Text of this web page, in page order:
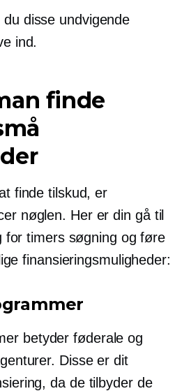
disse undvigende
ind.
finde
finde tilskud, er
nøglen. Her er din gå til
for timers søgning og føre
finansieringsmuligheder:
betyder føderale og
Disse er dit
da de tilbyder de